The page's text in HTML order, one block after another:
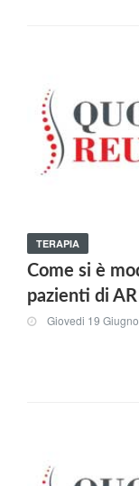
TERAPIA
Come si è
pazienti di
Giovedi 19